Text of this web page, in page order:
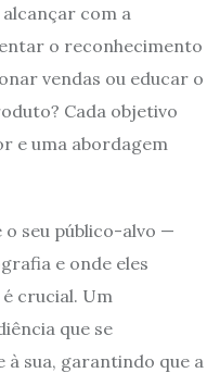
com a
o reconhecimento
vendas ou educar o
Cada objetivo
e uma abordagem
seu público-alvo —
e onde eles
crucial. Um
que se
sua, garantindo que a